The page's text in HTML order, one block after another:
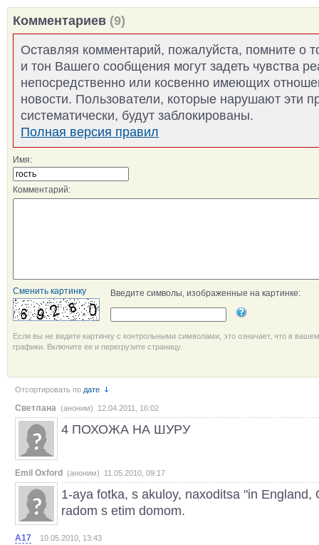
Комментариев (9)
Оставляя комментарий, пожалуйста, помните о
и тон Вашего сообщения могут задеть чувства
непосредственно или косвенно имеющих
новости. Пользователи, которые нарушают эти
систематически, будут заблокированы.
Полная версия правил
Имя:
Комментарий:
Сменить картинку Введите символы, изображенные на картинке:
Если вы не видите картинку с контрольными символами, это означает, что в
графики. Включите ее и перегрузите страницу.
Отсортировать по дате
Светлана (аноним) 12.04.2011, 16:02
4 ПОХОЖА НА ШУРУ
Emil Oxford (аноним) 11.05.2010, 09:17
1-aya fotka, s akuloy, naxoditsa "in England,
radom s etim domom.
A17 10.05.2010, 13:43